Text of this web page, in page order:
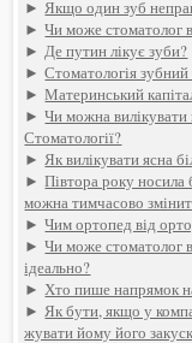
►Якщо один зуб
►Чи може стоматолог
►Де путин лікує зуби?
►Стоматологія зубний
►Материнський
►Чи можна вилікувати
Стоматології?
►Як вилікувати ясна
►Півтора року носила
можна тимчасово
►Чим ортопед від
►Чи може стоматолог
ідеально?
►Хто пише напрямок
►Як бути, якщо у
жувати йому його